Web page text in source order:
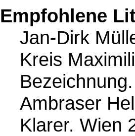
Empfohlene
Jan-Dirk
Kreis
Ambraser
Klarer. Wien